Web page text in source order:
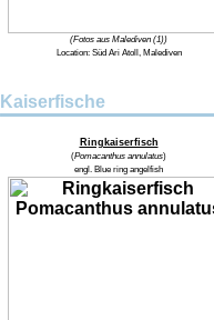
(Fotos aus Malediven (1))
Location: Süd Ari Atoll, Malediven
Kaiserfische
Ringkaiserfisch
(Pomacanthus annulatus)
engl. Blue ring angelfish